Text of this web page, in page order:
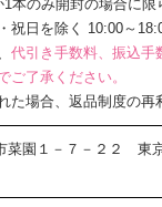
本のみ開封の場合に限
日を除く 10:00～
代引き手数料、振込手
了承ください。
場合、返品制度の再
菜園１－７－２２